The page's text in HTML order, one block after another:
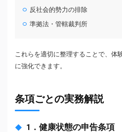
反社会的勢力の排除
準拠法・管轄裁判所
これらを適切に整理することで、体
に強化できます。
条項ごとの実務解説
1．健康状態の申告条項